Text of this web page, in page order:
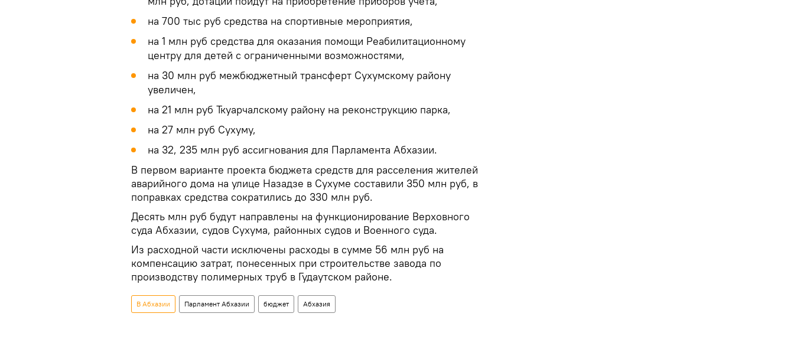
на 700 тыс руб средства на спортивные мероприятия,
на 1 млн руб средства для оказания помощи Реабилитационному
центру для детей с ограниченными возможностями,
на 30 млн руб межбюджетный трансферт Сухумскому району
увеличен,
на 21 млн руб Ткуарчалскому району на реконструкцию парка,
на 27 млн руб Сухуму,
на 32, 235 млн руб ассигнования для Парламента Абхазии.
В первом варианте проекта бюджета средств для расселения жителей
аварийного дома на улице Назадзе в Сухуме составили 350 млн руб, в
поправках средства сократились до 330 млн руб.
Десять млн руб будут направлены на функционирование Верховного
суда Абхазии, судов Сухума, районных судов и Военного суда.
Из расходной части исключены расходы в сумме 56 млн руб на
компенсацию затрат, понесенных при строительстве завода по
производству полимерных труб в Гудаутском районе.
В Абхазии Парламент Абхазии бюджет Абхазия